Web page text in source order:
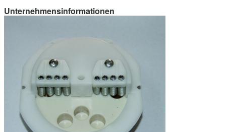
Unternehmensinformationen